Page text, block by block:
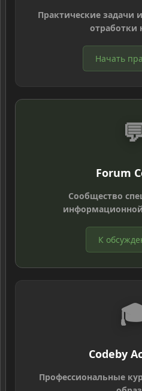
Практические задачи
отработки
Начать
Forum
Сообщество
информационной
К
Codeby
Профессиональные